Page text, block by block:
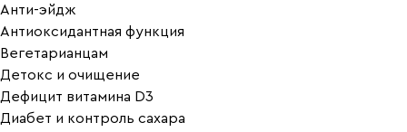
Анти-эйдж
Антиоксидантная функция
Вегетарианцам
Детокс и очищение
Дефицит витамина D3
Диабет и контроль сахара